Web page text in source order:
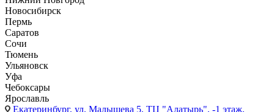
Новосибирск
Пермь
Саратов
Сочи
Тюмень
Ульяновск
Уфа
Чебоксары
Ярославль
Екатеринбург, ул. Малышева 5, ТЦ "Алатырь", -1 этаж,